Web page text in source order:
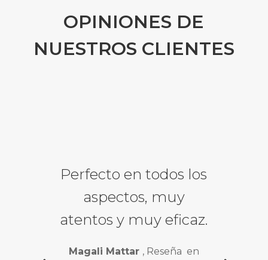
OPINIONES DE
NUESTROS CLIENTES
Perfecto en todos los
aspectos, muy
atentos y muy eficaz.
Magali Mattar , Reseña en